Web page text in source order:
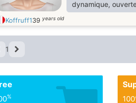
dynamique,
mais je ne vais
sortir et discuter
des choses
Koffruff139 years old
1
%